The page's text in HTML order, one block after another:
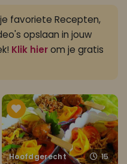
favoriete Recepten,
opslaan in jouw
Klik hierom je gratis
Hoofdgerecht 15